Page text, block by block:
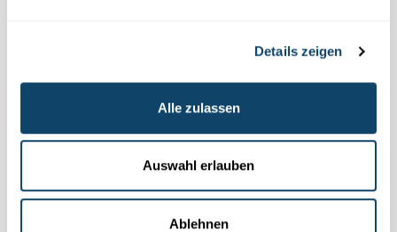
Details zeigen
Alle zulassen
Auswahl erlauben
Ablehnen
GEHEIMSCHRIFT
Enthülle eine unsichtbare Nachricht – mithilfe
FNR